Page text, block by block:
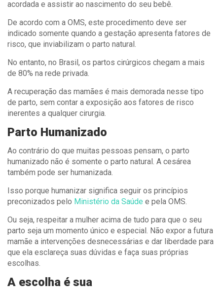
acordada e assistir ao nascimento do seu bebê.
De acordo com a OMS, este procedimento deve ser
indicado somente quando a gestação apresenta fatores de
risco, que inviabilizam o parto natural.
No entanto, no Brasil, os partos cirúrgicos chegam a mais
de 80% na rede privada.
A recuperação das mamães é mais demorada nesse tipo
de parto, sem contar a exposição aos fatores de risco
inerentes a qualquer cirurgia.
Parto Humanizado
Ao contrário do que muitas pessoas pensam, o parto
humanizado não é somente o parto natural. A cesárea
também pode ser humanizada.
Isso porque humanizar significa seguir os princípios
preconizados pelo Ministério da Saúde e pela OMS.
Ou seja, respeitar a mulher acima de tudo para que o seu
parto seja um momento único e especial. Não expor a futura
mamãe a intervenções desnecessárias e dar liberdade para
que ela esclareça suas dúvidas e faça suas próprias
escolhas.
A escolha é sua